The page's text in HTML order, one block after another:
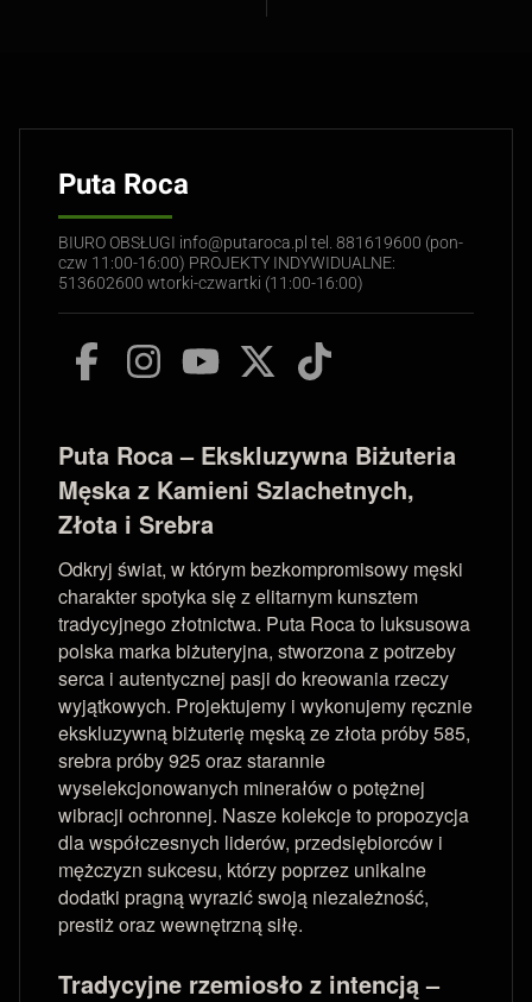
Puta Roca
BIURO OBSŁUGI info@putaroca.pl tel. 881619600 (pon-
czw 11:00-16:00) PROJEKTY INDYWIDUALNE:
513602600 wtorki-czwartki (11:00-16:00)
Puta Roca – Ekskluzywna Biżuteria
Męska z Kamieni Szlachetnych,
Złota i Srebra
Odkryj świat, w którym bezkompromisowy męski
charakter spotyka się z elitarnym kunsztem
tradycyjnego złotnictwa. Puta Roca to luksusowa
polska marka biżuteryjna, stworzona z potrzeby
serca i autentycznej pasji do kreowania rzeczy
wyjątkowych. Projektujemy i wykonujemy ręcznie
ekskluzywną biżuterię męską ze złota próby 585,
srebra próby 925 oraz starannie
wyselekcjonowanych minerałów o potężnej
wibracji ochronnej. Nasze kolekcje to propozycja
dla współczesnych liderów, przedsiębiorców i
mężczyzn sukcesu, którzy poprzez unikalne
dodatki pragną wyrazić swoją niezależność,
prestiż oraz wewnętrzną siłę.
Tradycyjne rzemiosło z intencją –